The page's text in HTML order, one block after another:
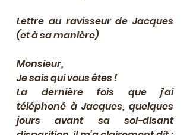
Lettre au ravisseur de Jacques
(et à sa manière)
Monsieur,
Je sais qui vous êtes !
La dernière fois que j’ai
téléphoné à Jacques, quelques
jours avant sa soi-disant